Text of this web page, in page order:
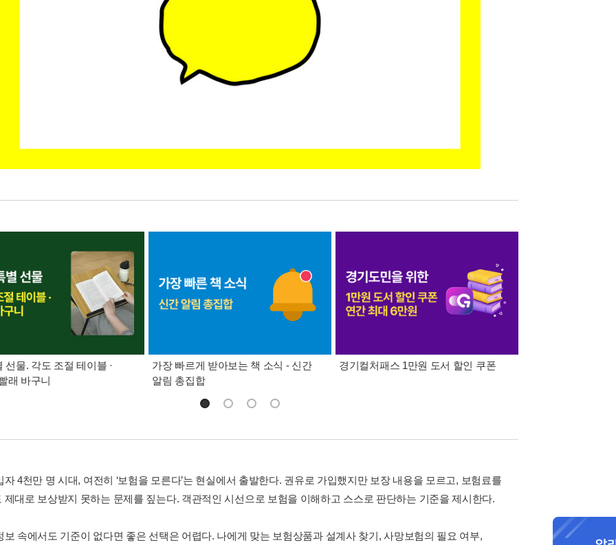
선물. 각도 조절 테이블 ·
래 바구니
가장 빠르게 받아보는 책 소식 - 신간
알림 총집합
경기컬처패스 1만원 도서 할인 쿠폰
자 4천만 명 시대, 여전히 ‘보험을 모른다’는 현실에서 출발한다. 권유로 가입했지만 보장 내용을 모르고, 보험료를
제대로 보상받지 못하는 문제를 짚는다. 객관적인 시선으로 보험을 이해하고 스스로 판단하는 기준을 제시한다.
보 속에서도 기준이 없다면 좋은 선택은 어렵다. 나에게 맞는 보험상품과 설계사 찾기, 사망보험의 필요 여부,